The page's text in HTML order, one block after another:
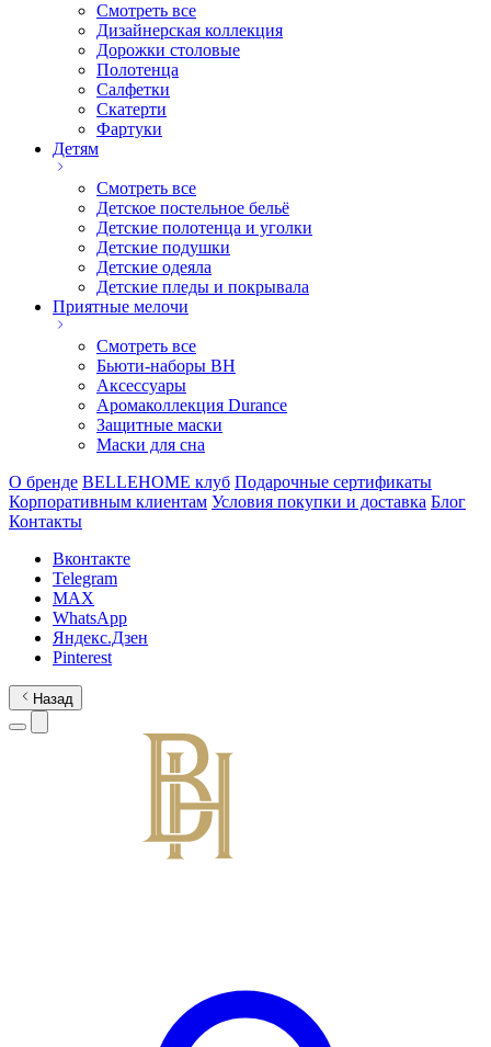
Смотреть все
Дизайнерская коллекция
Дорожки столовые
Полотенца
Салфетки
Скатерти
Фартуки
Детям
Смотреть все
Детское постельное бельё
Детские полотенца и уголки
Детские подушки
Детские одеяла
Детские пледы и покрывала
Приятные мелочи
Смотреть все
Бьюти-наборы ВН
Аксессуары
Аромаколлекция Durance
Защитные маски
Маски для сна
О бренде BELLEHOME клуб Подарочные сертификаты
Корпоративным клиентам Условия покупки и доставка Блог
Контакты
Вконтакте
Telegram
MAX
WhatsApp
Яндекс.Дзен
Pinterest
Назад